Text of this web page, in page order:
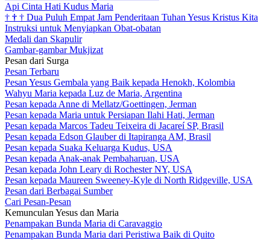
Api Cinta Hati Kudus Maria
† † † Dua Puluh Empat Jam Penderitaan Tuhan Yesus Kristus Kita
Instruksi untuk Menyiapkan Obat-obatan
Medali dan Skapulir
Gambar-gambar Mukjizat
Pesan dari Surga
Pesan Terbaru
Pesan Yesus Gembala yang Baik kepada Henokh, Kolombia
Wahyu Maria kepada Luz de Maria, Argentina
Pesan kepada Anne di Mellatz/Goettingen, Jerman
Pesan kepada Maria untuk Persiapan Ilahi Hati, Jerman
Pesan kepada Marcos Tadeu Teixeira di Jacareí SP, Brasil
Pesan kepada Edson Glauber di Itapiranga AM, Brasil
Pesan kepada Suaka Keluarga Kudus, USA
Pesan kepada Anak-anak Pembaharuan, USA
Pesan kepada John Leary di Rochester NY, USA
Pesan kepada Maureen Sweeney-Kyle di North Ridgeville, USA
Pesan dari Berbagai Sumber
Cari Pesan-Pesan
Kemunculan Yesus dan Maria
Penampakan Bunda Maria di Caravaggio
Penampakan Bunda Maria dari Peristiwa Baik di Quito